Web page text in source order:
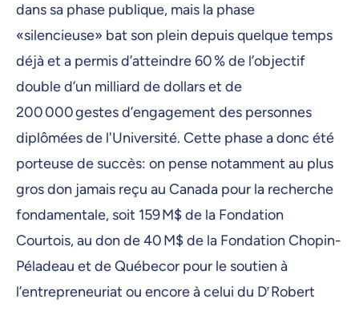
dans sa phase publique, mais la phase
«silencieuse» bat son plein depuis quelque temps
déjà et a permis d’atteindre 60 % de l’objectif
double d’un milliard de dollars et de
200 000 gestes d’engagement des personnes
diplômées de l'Université. Cette phase a donc été
porteuse de succès: on pense notamment au plus
gros don jamais reçu au Canada pour la recherche
fondamentale, soit 159 M$ de la Fondation
Courtois, au don de 40 M$ de la Fondation Chopin-
Péladeau et de Québecor pour le soutien à
l’entrepreneuriat ou encore à celui du DrRobert